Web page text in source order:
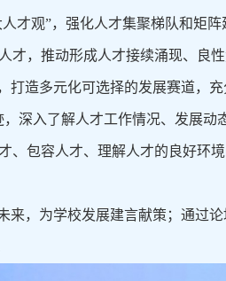
才观”，强化人才集聚梯队和矩
，推动形成人才接续涌现、良
造多元化可选择的发展赛道，
深入了解人才工作情况、发展
包容人才、理解人才的良好环
，为学校发展建言献策；通过